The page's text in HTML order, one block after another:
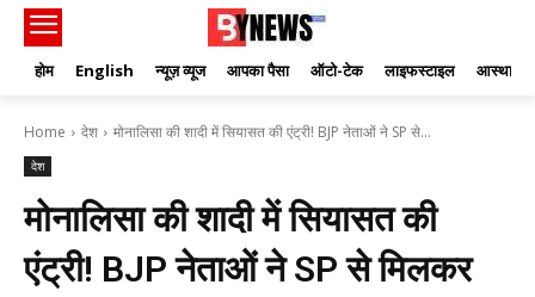
होम English न्यूज़ व्यूज आपका पैसा ऑटो-टेक लाइफस्टाइल आस्था
Home देश मोनालिसा की शादी में सियासत की एंट्री! BJP नेताओं ने SP से...
देश
मोनालिसा की शादी में सियासत की
एंट्री! BJP नेताओं ने SP से मिलकर